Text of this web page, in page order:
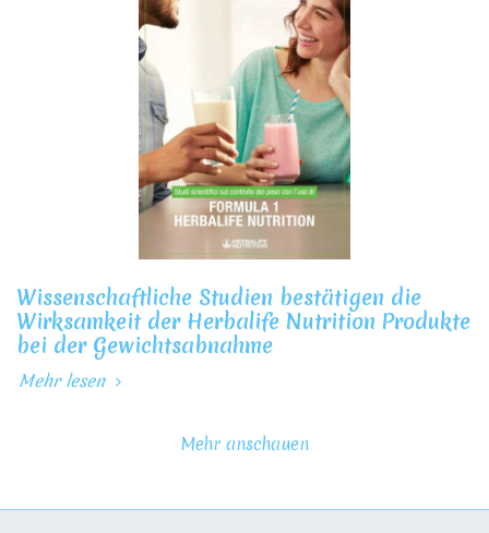
Wissenschaftliche Studien bestätigen die
Wirksamkeit der Herbalife Nutrition Produkte
bei der Gewichtsabnahme
Mehr lesen
Mehr anschauen